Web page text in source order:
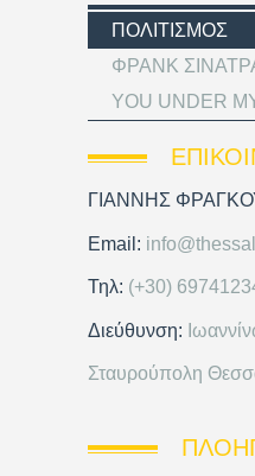
ΠΟΛΙΤΙΣΜΌΣ
ΦΡΑΝΚ
YOU UNDER
ΓΙΑΝΝΗΣ
Email:
Τηλ: (+30)
Διεύθυνση:
Σταυρούπολη